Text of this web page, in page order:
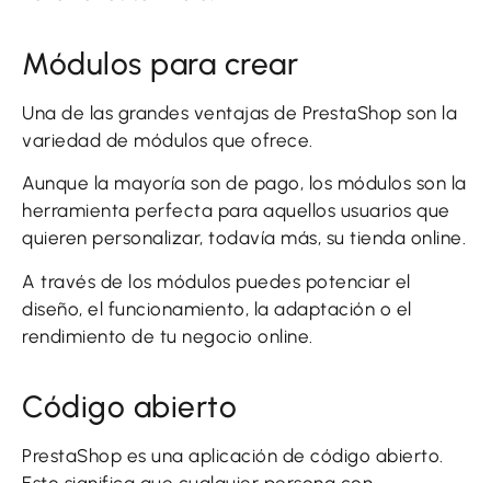
Módulos para crear
Una de las grandes ventajas de PrestaShop son la
variedad de módulos que ofrece.
Aunque la mayoría son de pago, los módulos son la
herramienta perfecta para aquellos usuarios que
quieren personalizar, todavía más, su tienda online.
A través de los módulos puedes potenciar el
diseño, el funcionamiento, la adaptación o el
rendimiento de tu negocio online.
Código abierto
PrestaShop es una aplicación de código abierto.